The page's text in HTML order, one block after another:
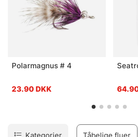
Polarmagnus # 4
23.90 DKK